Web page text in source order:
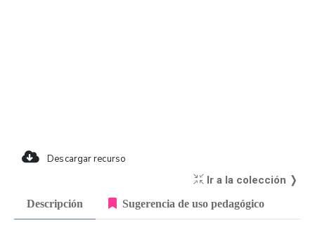
Descargar recurso
Ir a la colección ❭
Descripción Sugerencia de uso pedagógico